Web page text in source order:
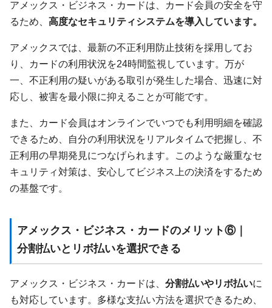
アメックス・ビジネス・カードは、カード会員の安全を守
るため、 高度なセキュリティシステムを導入しています。
アメックスでは、最新の不正利用防止技術を採用してお
り、カードの利用状況を24時間監視しています。万が
一、不正利用の疑いがある取引が発生した場合、迅速に対
応し、被害を最小限に抑えることが可能です。
また、カード会員はオンラインでいつでも利用明細を確認
できるため、自分の利用状況をリアルタイムで把握し、不
正利用の早期発見につなげられます。このような厳重なセ
キュリティ対策は、安心してビジネス上の決済をするため
の基盤です。
アメックス・ビジネス・カードのメリット⑥｜
分割払いとリボ払いを選択できる
アメックス・ビジネス・カードは、 分割払いやリボ払いに
も対応しています。多様な支払い方法を選択できるため、